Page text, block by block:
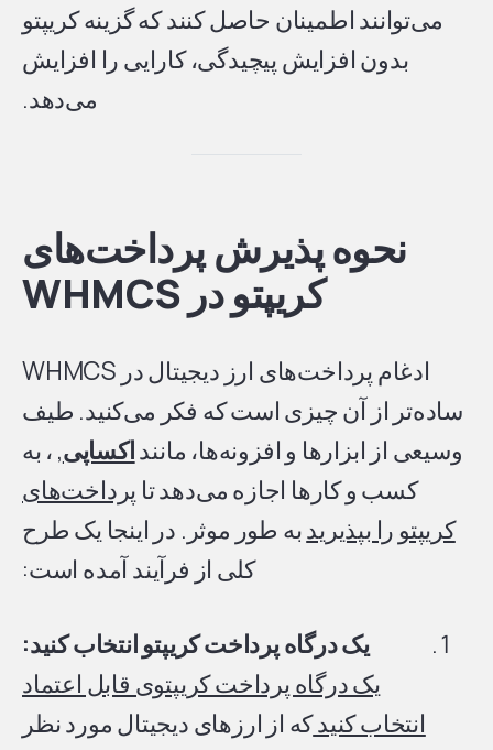
می‌توانند اطمینان حاصل کنند که گزینه کریپتو
بدون افزایش پیچیدگی، کارایی را افزایش
می‌دهد.
نحوه پذیرش پرداخت‌های
کریپتو در WHMCS
ادغام پرداخت‌های ارز دیجیتال در WHMCS
ساده‌تر از آن چیزی است که فکر می‌کنید. طیف
وسیعی از ابزارها و افزونه‌ها، ماننداکساپی, ، به
کسب و کارها اجازه می‌دهد تا پرداخت‌های
کریپتو را بپذیریدبه طور موثر. در اینجا یک طرح
کلی از فرآیند آمده است:
یک درگاه پرداخت کریپتو انتخاب کنید:
یک درگاه پرداخت کریپتوی قابل اعتماد
انتخاب کنیدکه از ارزهای دیجیتال مورد نظر